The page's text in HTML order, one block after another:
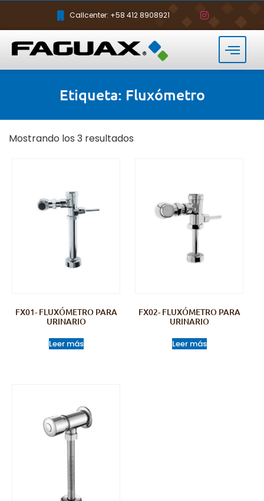
Callcenter: +58 412 8908921
Etiqueta: Fluxómetro
Mostrando los 3 resultados
FX01- FLUXÓMETRO PARA
URINARIO
Leer más
FX02- FLUXÓMETRO PARA
URINARIO
Leer más